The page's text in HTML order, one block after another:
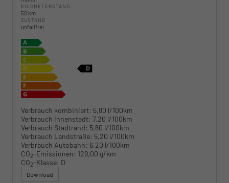
KILOMETERSTAND
50 km
ZUSTAND
unfallfrei
Verbrauch kombiniert: 5,80 l/100km
Verbrauch Innenstadt: 7,20 l/100km
Verbrauch Stadtrand: 5,60 l/100km
Verbrauch Landstraße: 5,20 l/100km
Verbrauch Autobahn: 6,20 l/100km
CO2-Emissionen: 129,00 g/km
CO2-Klasse: D
Download